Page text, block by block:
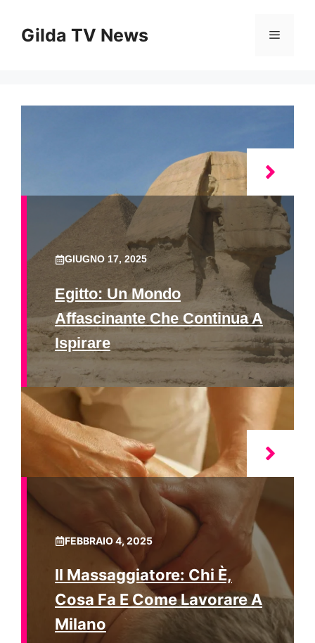
contenuto
Gilda TV News Menu
GIUGNO 17, 2025
Egitto: Un Mondo
Affascinante Che Continua A
Ispirare
FEBBRAIO 4, 2025
Il Massaggiatore: Chi È,
Cosa Fa E Come Lavorare A
Milano